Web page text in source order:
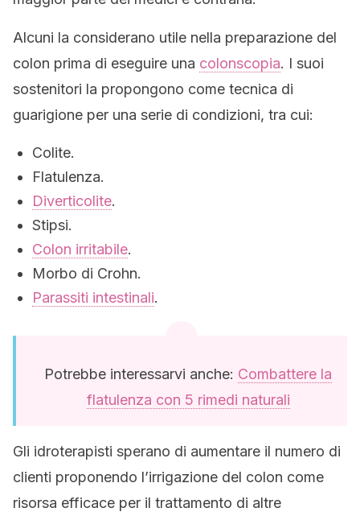
Alcuni la considerano utile nella preparazione del
colon prima di eseguire una colonscopia. I suoi
sostenitori la propongono come tecnica di
guarigione per una serie di condizioni, tra cui:
Colite.
Flatulenza.
Diverticolite.
Stipsi.
Colon irritabile.
Morbo di Crohn.
Parassiti intestinali.
Potrebbe interessarvi anche: Combattere la
flatulenza con 5 rimedi naturali
Gli idroterapisti sperano di aumentare il numero di
clienti proponendo l’irrigazione del colon come
risorsa efficace per il trattamento di altre